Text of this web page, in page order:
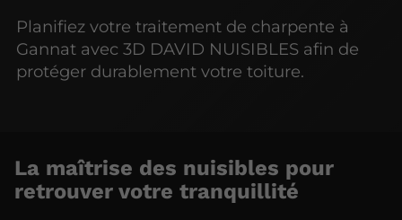
Planifiez votre traitement de charpente à
Gannat avec 3D DAVID NUISIBLES afin de
protéger durablement votre toiture.
La maîtrise des nuisibles pour
retrouver votre tranquillité